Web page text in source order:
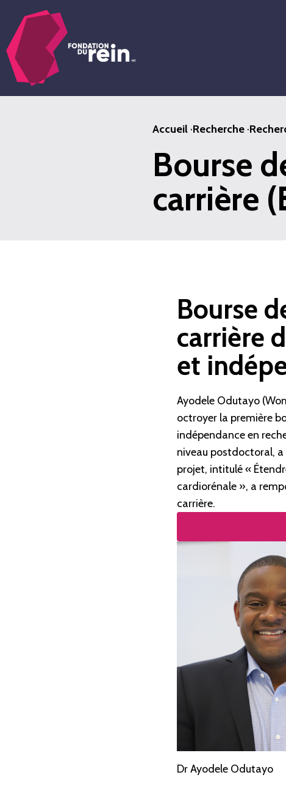
Passer
au
contenu
principal
Accueil·Recherche·
Bourse
carrière
Bourse
carrière
et
Ayodele Odutayo
octroyer la première
indépendance en
niveau postdoctoral,
projet, intitulé «
cardiorénale », a
carrière.
Dr Ayodele Odutayo